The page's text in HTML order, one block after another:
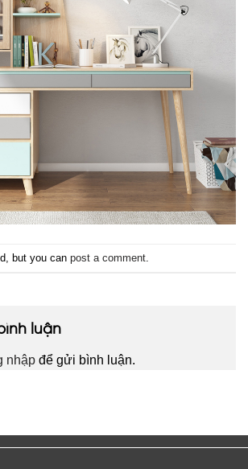
but you can post a comment
luận
nhập để gửi bình luận.